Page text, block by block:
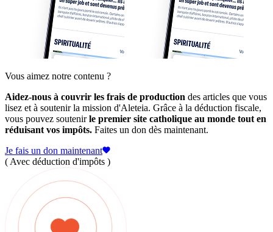
Vous aimez notre contenu ?
Aidez-nous à couvrir les frais de production des articles que vous
lisez et à soutenir la mission d'Aleteia. Grâce à la déduction fiscale,
vous pouvez soutenirle premier site catholique au monde tout en
réduisant vos impôts. Faites un don dès maintenant.
Je fais un don maintenant
( Avec déduction d'impôts )